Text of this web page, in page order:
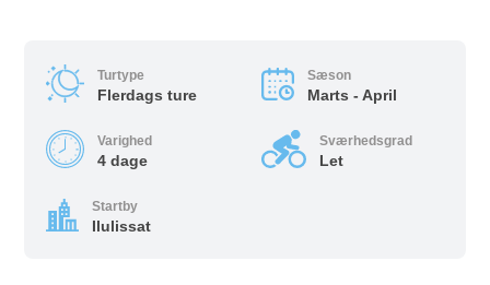
Turtype
Flerdags ture
Sæson
Marts - April
Varighed
4 dage
Sværhedsgrad
Let
Startby
Ilulissat